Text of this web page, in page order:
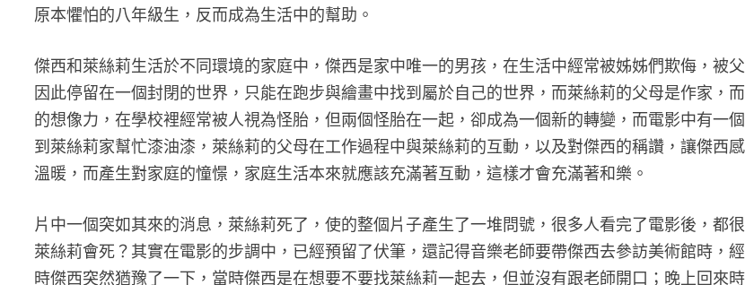
原本懼怕的八年級生，反而成為生活中的幫助。
傑西和萊絲莉生活於不同環境的家庭中，傑西是家中唯一的男孩，在生活中經常被姊姊們欺侮，被父
因此停留在一個封閉的世界，只能在跑步與繪畫中找到屬於自己的世界，而萊絲莉的父母是作家，
的想像力，在學校裡經常被人視為怪胎，但兩個怪胎在一起，卻成為一個新的轉變，而電影中有一
到萊絲莉家幫忙漆油漆，萊絲莉的父母在工作過程中與萊絲莉的互動，以及對傑西的稱讚，讓傑西
溫暖，而產生對家庭的憧憬，家庭生活本來就應該充滿著互動，這樣才會充滿著和樂。
片中一個突如其來的消息，萊絲莉死了，使的整個片子產生了一堆問號，很多人看完了電影後，都
萊絲莉會死？其實在電影的步調中，已經預留了伏筆，還記得音樂老師要帶傑西去參訪美術館時，
時傑西突然猶豫了一下，當時傑西是在想要不要找萊絲莉一起去，但並沒有跟老師開口；晚上回來